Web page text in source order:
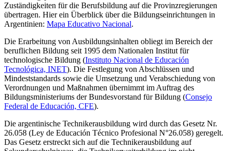
Zuständigkeiten für die Berufsbildung auf die Provinzregierungen
übertragen. Hier ein Überblick über die Bildungseinrichtungen in
Argentinien: Mapa Educativo Nacional.
Die Erarbeitung von Ausbildungsinhalten obliegt im Bereich der
beruflichen Bildung seit 1995 dem Nationalen Institut für
technologische Bildung (Instituto Nacional de Educación
Tecnológica, INET). Die Festlegung von Abschlüssen und
Mindeststandards sowie die Umsetzung und Verabschiedung von
Verordnungen und Maßnahmen übernimmt im Auftrag des
Bildungsministeriums der Bundesvorstand für Bildung (Consejo
Federal de Educación, CFE).
Die argentinische Technikerausbildung wird durch das Gesetz Nr.
26.058 (Ley de Educación Técnico Profesional N°26.058) geregelt.
Das Gesetz erstreckt sich auf die Technikerausbildung auf